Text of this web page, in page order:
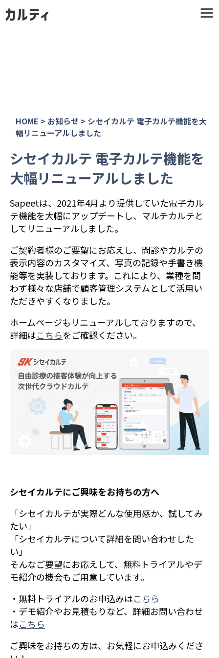
HOME > お知らせ > シセイカルテ 電子カルテ機能を大
幅リニューアルしました
シセイカルテ 電子カルテ機能を
大幅リニューアルしました
Sapeetは、2021年4月より提供していた電子カル
テ機能を大幅にアップデートし、マルチカルテと
してリニューアルしました。
ご契約者様のご要望にお応えし、問診やカルテの
表示内容のカスタマイズ、写真の記録や手書き機
能等を実装しております。これにより、業種を問
わず様々な店舗で顧客管理システムとして活用い
ただきやすくなりました。
ホームページもリニューアルしておりますので、
詳細はこちらをご確認ください。
シセイカルテにご興味をお持ちの方へ
「シセイカルテが実際どんな使用感か、試してみ
たい」
「シセイカルテについて詳細を問い合わせした
い」
そんなご要望にお応えして、無料トライアルやデ
モ紹介の機会もご用意しています。
・無料トライアルのお申込みはこちら
・デモ紹介やお見積もりなど、詳細お問い合わせ
はこちら
ご興味をお持ちの方は、お気軽にお申込みくださ